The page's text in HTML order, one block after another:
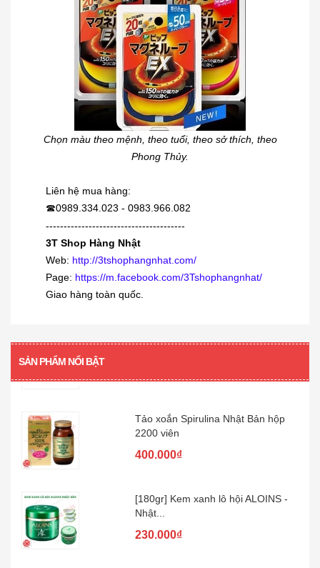
Chọn màu theo mệnh, theo tuổi, theo sở thích, theo
Phong Thủy.
Liên hệ mua hàng:
☎0989.334.023 - 0983.966.082
---------------------------------------
3T Shop Hàng Nhật
Web: http://3tshophangnhat.com/
Page: https://m.facebook.com/3Tshophangnhat/
Giao hàng toàn quốc.
SẢN PHẨM NỔI BẬT
Dung dịch trị mụn cóc, mắt cá,
chai...
230.000₫
380.000₫
160.000₫
360...
Tảo xoắn Spirulina Nhật Bản hộp
2200 viên
400.000₫
[180gr] Kem xanh lô hội ALOINS -
Nhật...
230.000₫